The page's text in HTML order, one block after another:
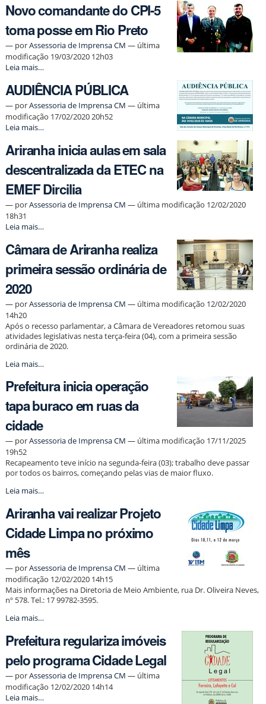
Câmara
transmite
boletins
para
atualização
dos
casos
Covid-
19
-
Novo comandante do CPI-5
toma posse em Rio Preto
— porAssessoria de Imprensa CM — última
modificação 19/03/2020 12h03
Novo
do
CPI-
5
toma
posse
Rio
Preto
-
Leia mais…
AUDIÊNCIA PÚBLICA
— porAssessoria de Imprensa CM — última
modificação 17/02/2020 20h52
AUDIÊNCIA
-
Leia mais…
Ariranha inicia aulas em sala
descentralizada da ETEC na
EMEF Dircilia
— porAssessoria de Imprensa CM — última modificação 12/02/2020
18h31
Ariranha
aulas
em
sala
descentralizada
da
ETEC
na
EMEF
Dircilia
-
Leia mais…
Câmara de Ariranha realiza
primeira sessão ordinária de
2020
— porAssessoria de Imprensa CM — última modificação 12/02/2020
14h20
Após o recesso parlamentar, a Câmara de Vereadores retomou suas
atividades legislativas nesta terça-feira (04), com a primeira sessão
ordinária de 2020.
Câmara
Ariranha
realiza
primeira
sessão
ordinária
de
2020
-
Leia mais…
Prefeitura inicia operação
tapa buraco em ruas da
cidade
— porAssessoria de Imprensa CM — última modificação 17/11/2025
19h52
Recapeamento teve início na segunda-feira (03); trabalho deve passar
por todos os bairros, começando pelas vias de maior fluxo.
Prefeitura
operação
tapa
buraco
em
ruas
da
cidade
-
Leia mais…
Ariranha vai realizar Projeto
Cidade Limpa no próximo
mês
— porAssessoria de Imprensa CM — última
modificação 12/02/2020 14h15
Mais informações na Diretoria de Meio Ambiente, rua Dr. Oliveira Neves,
nº 578. Tel.: 17 99782-3595.
Ariranha
realizar
Projeto
Cidade
Limpa
no
próximo
mês
Leia mais…
Prefeitura regulariza imóveis
pelo programa Cidade Legal
— porAssessoria de Imprensa CM — última
modificação 12/02/2020 14h14
Prefeitura
Leia mais…